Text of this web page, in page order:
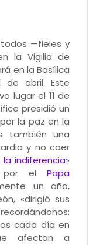
—fieles y
la Vigilia de
en la Basílica
de abril. Este
lugar el 11 de
presidió un
la paz en la
también una
y no caer
indiferencia»
por elPapa
un año,
«dirigió sus
cada día en
afectan a